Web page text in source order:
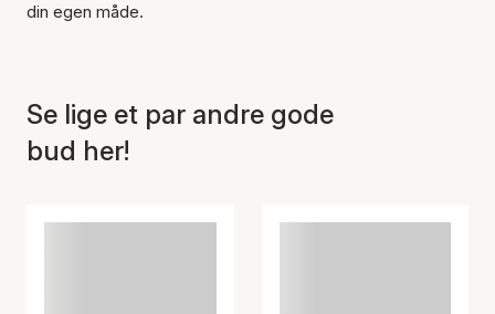
din egen måde.
Se lige et par andre gode
bud her!